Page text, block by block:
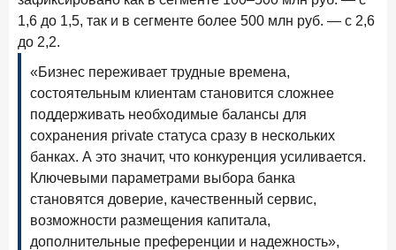
Private banking
25 мая 2026 года
13 мая 2026 года ИССЛЕДОВАНИЕ
«Ни один зарубежный private банк не может
сравниться с российским»
6 мая 2026 года
По итогам апреля 2026 года объем выдач кредитов
составил 968 млрд руб.
29 апреля 2026 года ИССЛЕДОВАНИЕ
1,6 до 1,5, так и в сегменте более 500 млн руб. — с 2,6
до 2,2.
«Бизнес переживает трудные времена,
состоятельным клиентам становится сложнее
поддерживать необходимые балансы для
сохранения private статуса сразу в нескольких
банках. А это значит, что конкуренция усиливается.
Ключевыми параметрами выбора банка
становятся доверие, качественный сервис,
возможности размещения капитала,
дополнительные преференции и надежность»,